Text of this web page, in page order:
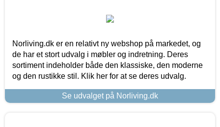
Norliving.dk er en relativt ny webshop på markedet, og
de har et stort udvalg i møbler og indretning. Deres
sortiment indeholder både den klassiske, den moderne
og den rustikke stil. Klik her for at se deres udvalg.
Se udvalget på Norliving.dk